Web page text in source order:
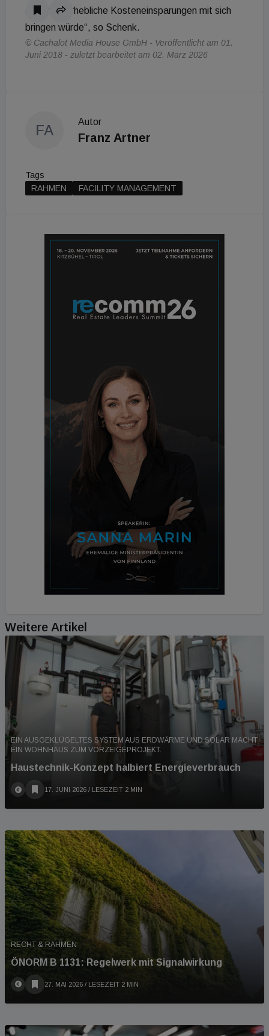
sicherlich erhebliche Kosteneinsparungen mit sich
bringen würde“, so Schenk.
© Cachalot Media House GmbH - Veröffentlicht am 01.
Juni 2018 - zuletzt bearbeitet am 02. März 2026
FA
Autor
Franz Artner
Tags
RAHMEN
FACILITY MANAGEMENT
Weitere Artikel
EIN AUSGEKLÜGELTES SYSTEM AUS ERDWÄRME UND SOLAR MACHT
EIN WOHNHAUS ZUM VORZEIGEPROJEKT.
Haustechnik-Konzept halbiert Energieverbrauch
17. JUNI 2026 / LESEZEIT 2 MIN
RECHT & RAHMEN
ÖNORM B 1131: Regelwerk mit Signalwirkung
27. MAI 2026 / LESEZEIT 2 MIN